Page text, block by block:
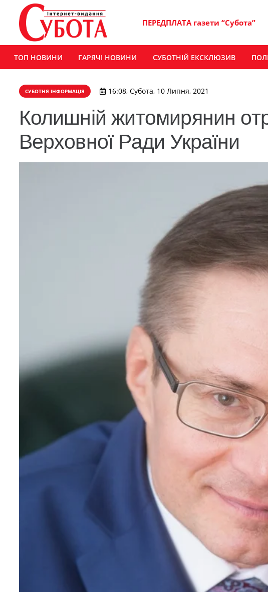
ПЕРЕДПЛАТА газети “Субота”
ТОП НОВИНИ ГАРЯЧІ НОВИНИ СУБОТНІЙ ЕКСКЛЮЗИВ
СУБОТНЯ ІНФОРМАЦІЯ 16:08, Субота, 10 Липня, 2021
Колишній житомирянин
Верховної Ради України